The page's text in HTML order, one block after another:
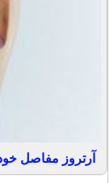
آرتروز مفاصل